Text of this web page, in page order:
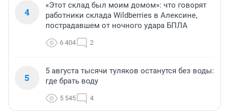
4
«Этот склад был моим домом»: что говорят
работники склада Wildberries в Алексине,
пострадавшем от ночного удара БПЛА
6 404 2
5
5 августа тысячи туляков останутся без воды:
где брать воду
5 545 4